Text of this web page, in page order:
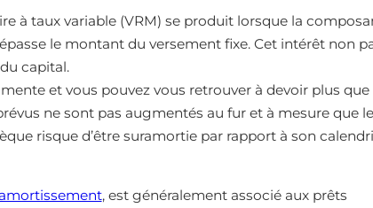
à taux variable (VRM) se produit lorsque la
le montant du versement fixe. Cet intérêt non
capital.
et vous pouvez vous retrouver à devoir plus que
ne sont pas augmentés au fur et à mesure que le
risque d’être suramortie par rapport à son
, est généralement associé aux prêts